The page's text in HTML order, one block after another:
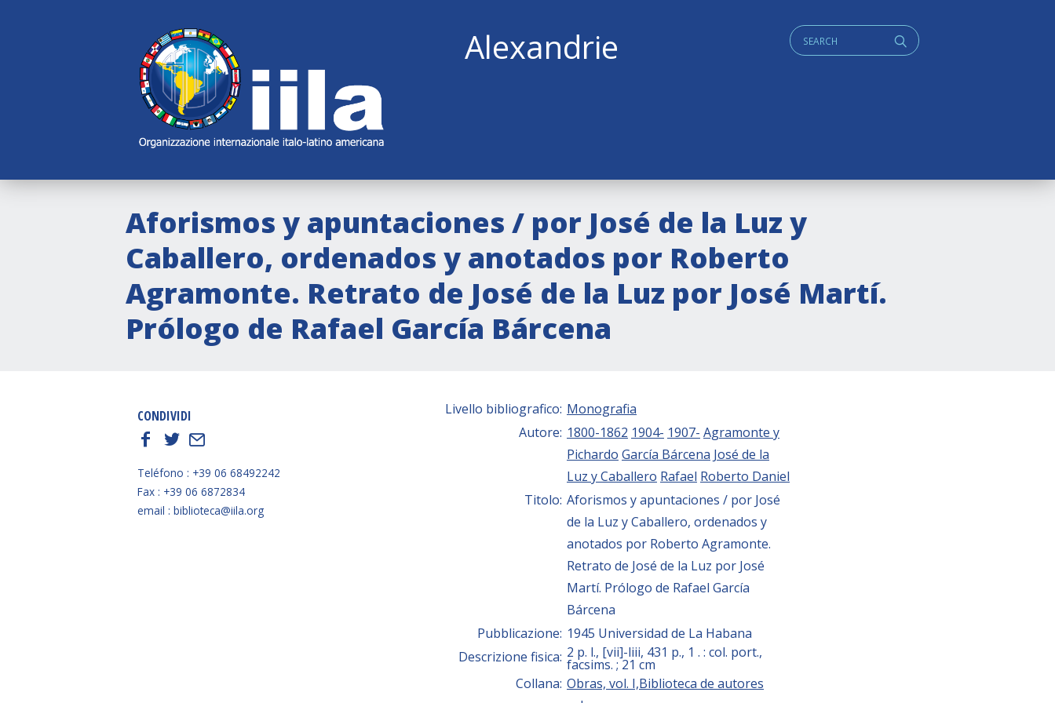
Alexandrie q
Cerca:
Aforismos y apuntaciones / por José de la Luz y
Caballero, ordenados y anotados por Roberto
Agramonte. Retrato de José de la Luz por José Martí.
Prólogo de Rafael García Bárcena
Livello bibliografico: Monografia
Autore: 1800-1862 1904- 1907- Agramonte y
Pichardo García Bárcena José de la
Luz y Caballero Rafael Roberto Daniel
Titolo: Aforismos y apuntaciones / por José
de la Luz y Caballero, ordenados y
anotados por Roberto Agramonte.
Retrato de José de la Luz por José
Martí. Prólogo de Rafael García
Bárcena
Pubblicazione: 1945 Universidad de La Habana
Descrizione fisica: 2 p. l., [vii]-liii, 431 p., 1 . : col. port.,
facsims. ; 21 cm
Collana: Obras, vol. I,Biblioteca de autores
CONDIVIDI
f
t E
Teléfono : +39 06 68492242
Fax : +39 06 6872834
email : biblioteca@iila.org